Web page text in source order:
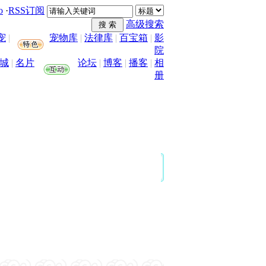
·RSS订阅
高级搜索
| 宠物库 | 法律库 | 百宝箱 | 影
院
| 名片 论坛 | 博客 | 播客 | 相
册